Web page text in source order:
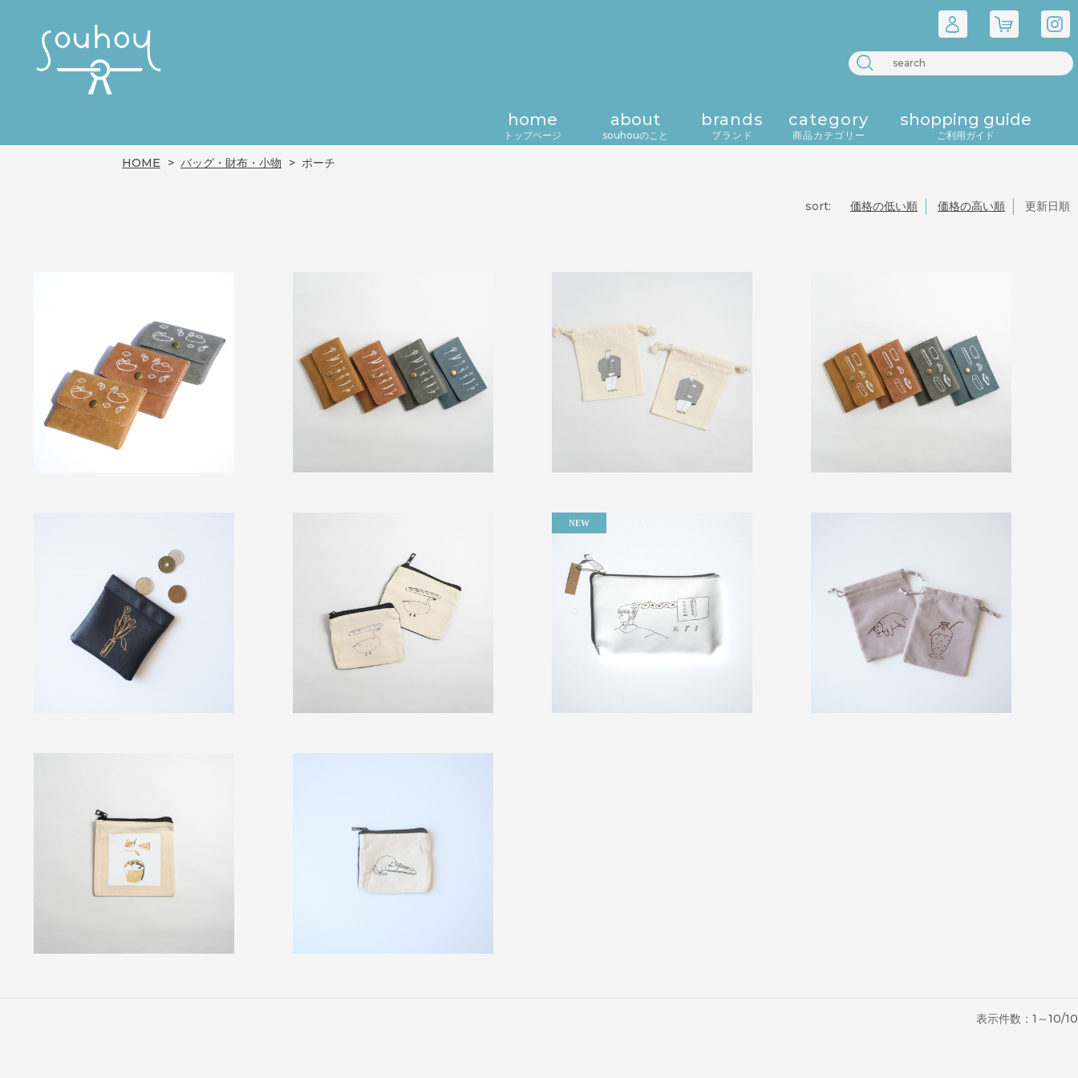
home
トップページ
about
souhouのこと
brands
ブランド
category
商品カテゴリー
shopping guide
ご利用ガイド
HOME バッグ・財布・小物 ポーチ
sort: 価格の低い順 価格の高い順 更新日順
（税込み）
（税込み）
（税込み）
（税込み）
（税込み） （税込み）
（税込み） （税込み）
（税込み） （税込み）
表示件数：1～10/10